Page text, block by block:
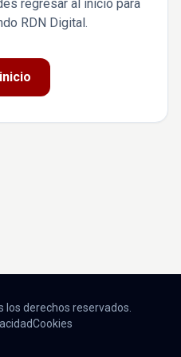
regresar al inicio para
RDN Digital.
los derechos reservados.
Cookies